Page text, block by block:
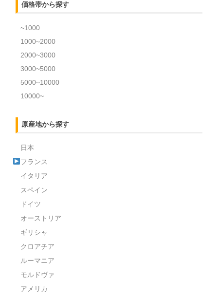
価格帯から探す
~1000
1000~2000
2000~3000
3000~5000
5000~10000
10000~
原産地から探す
日本
フランス
イタリア
スペイン
ドイツ
オーストリア
ギリシャ
クロアチア
ルーマニア
モルドヴァ
アメリカ